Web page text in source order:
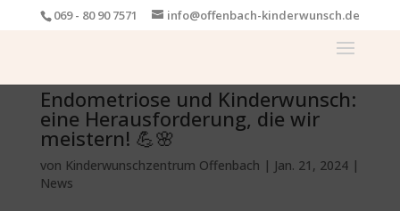
069 - 80 90 7571 info@offenbach-kinderwunsch.de
Endometriose und Kinderwunsch:
eine Herausforderung, die wir
meistern! 💪🌸
von Kinderwunschzentrum Offenbach | Jan. 21, 2024|
News